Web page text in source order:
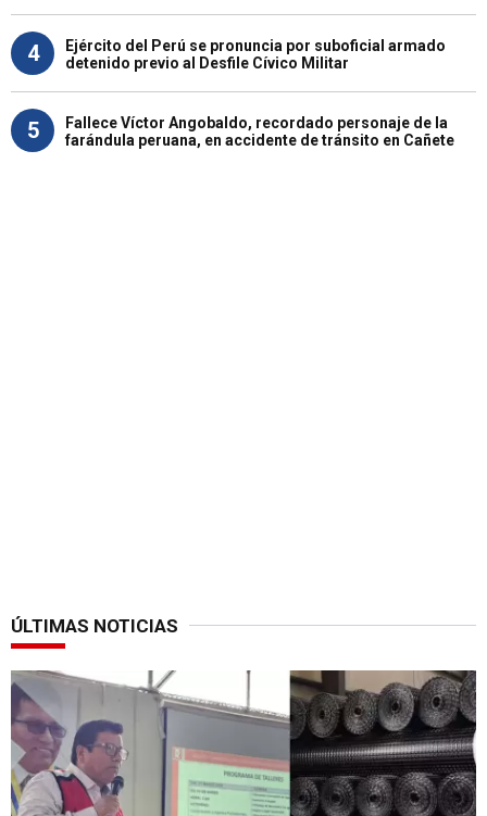
4
Ejército del Perú se pronuncia por suboficial armado
detenido previo al Desfile Cívico Militar
5
Fallece Víctor Angobaldo, recordado personaje de la
farándula peruana, en accidente de tránsito en Cañete
ÚLTIMAS NOTICIAS